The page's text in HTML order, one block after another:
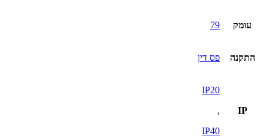
עומק 79
התקנה פס דין
IP
IP20
,
IP40